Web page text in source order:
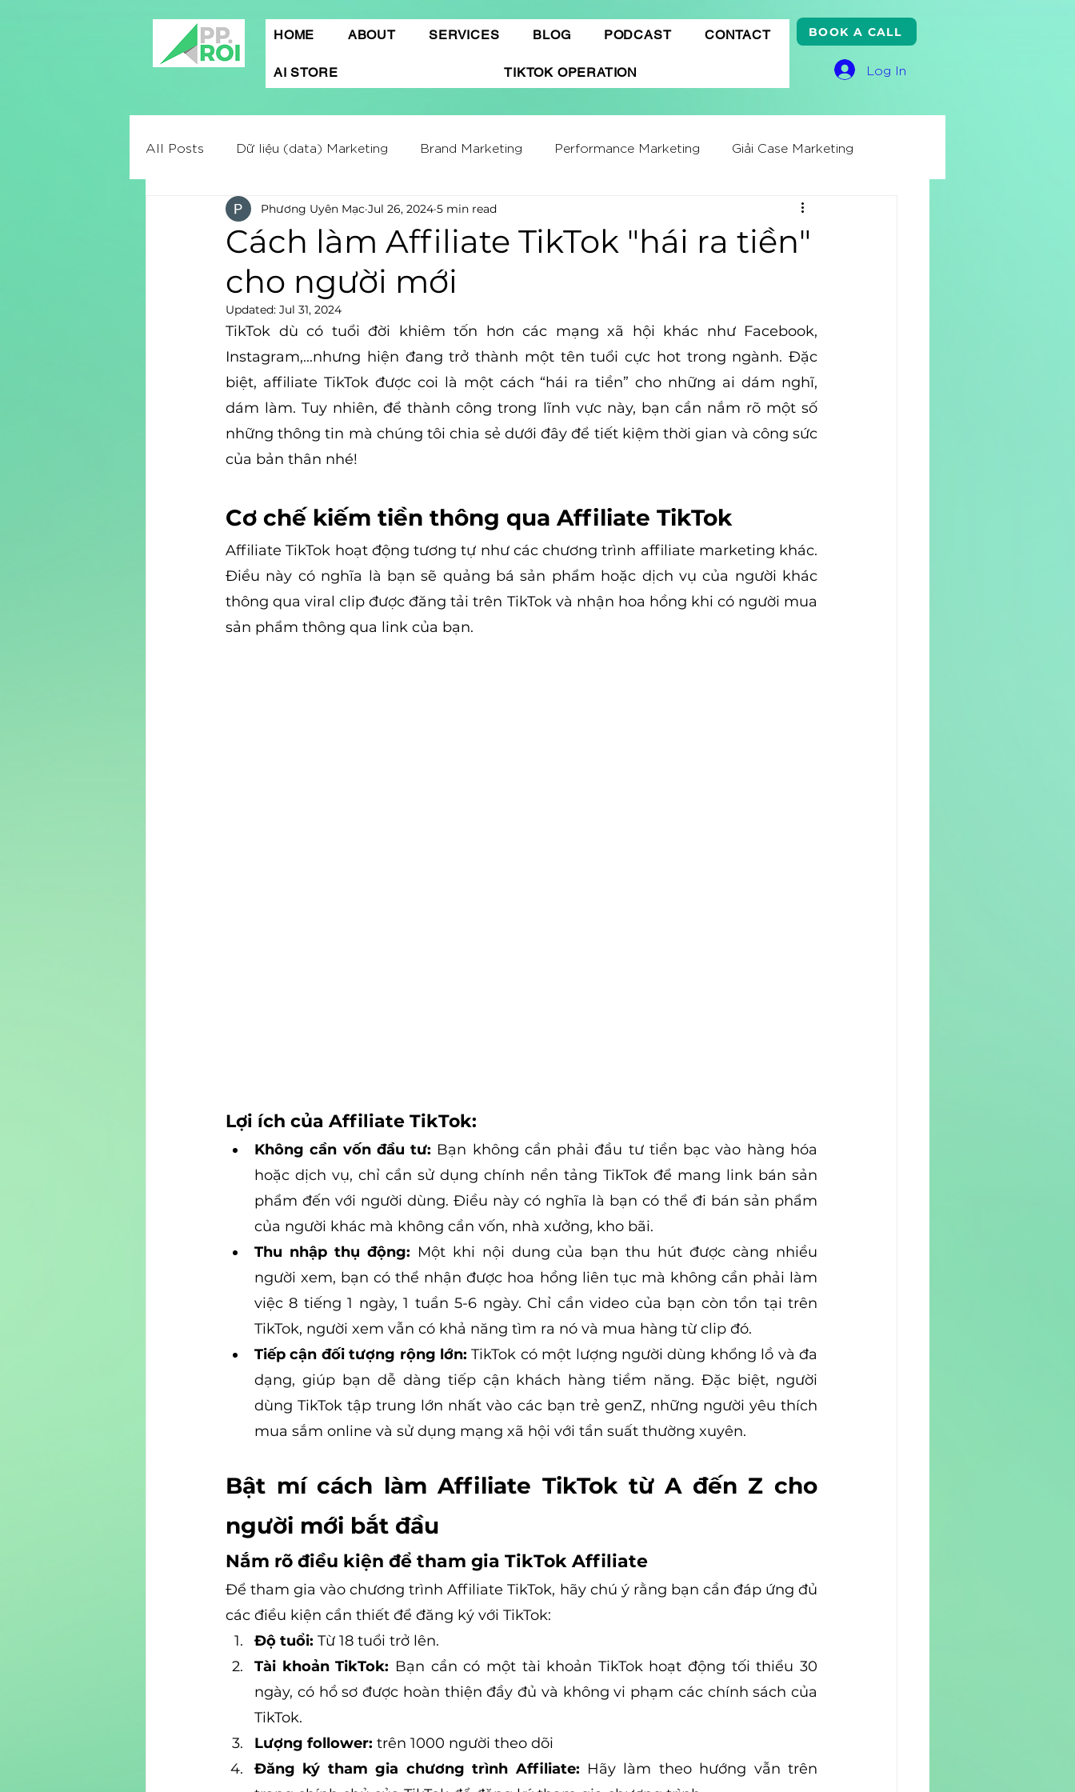
HOME ABOUT SERVICES BLOG PODCAST CONTACT
AI STORE TIKTOK OPERATION
BOOK A CALL
Log In
All Posts Dữ liệu (data) Marketing Brand Marketing​ Performance Marketing Giải Case Marketing
Mobile App Marketing Affiliate Marketing Gamification Marketing
Digital marketing Marketing Report
Quảng cáo Facebook ChatGPT Marketing Automation
Cách làm Affiliate TikTok "hái ra tiền"
cho người mới
Phương Uyên Mạc Jul 26, 2024 5 min read
Updated: Jul 31, 2024
TikTok dù có tuổi đời khiêm tốn hơn các mạng xã hội khác như Facebook,
Instagram,...nhưng hiện đang trở thành một tên tuổi cực hot trong ngành. Đặc
biệt, affiliate TikTok được coi là một cách “hái ra tiền” cho những ai dám nghĩ,
dám làm. Tuy nhiên, để thành công trong lĩnh vực này, bạn cần nắm rõ một số
những thông tin mà chúng tôi chia sẻ dưới đây để tiết kiệm thời gian và công sức
của bản thân nhé!
Cơ chế kiếm tiền thông qua Affiliate TikTok
Affiliate TikTok hoạt động tương tự như các chương trình affiliate marketing khác.
Điều này có nghĩa là bạn sẽ quảng bá sản phẩm hoặc dịch vụ của người khác
thông qua viral clip được đăng tải trên TikTok và nhận hoa hồng khi có người mua
sản phẩm thông qua link của bạn.
Lợi ích của Affiliate TikTok:
Không cần vốn đầu tư: Bạn không cần phải đầu tư tiền bạc vào hàng hóa
hoặc dịch vụ, chỉ cần sử dụng chính nền tảng TikTok để mang link bán sản
phẩm đến với người dùng. Điều này có nghĩa là bạn có thể đi bán sản phẩm
của người khác mà không cần vốn, nhà xưởng, kho bãi.
Thu nhập thụ động: Một khi nội dung của bạn thu hút được càng nhiều
người xem, bạn có thể nhận được hoa hồng liên tục mà không cần phải làm
việc 8 tiếng 1 ngày, 1 tuần 5-6 ngày. Chỉ cần video của bạn còn tồn tại trên
TikTok, người xem vẫn có khả năng tìm ra nó và mua hàng từ clip đó.
Tiếp cận đối tượng rộng lớn: TikTok có một lượng người dùng khổng lồ và đa
dạng, giúp bạn dễ dàng tiếp cận khách hàng tiềm năng. Đặc biệt, người
dùng TikTok tập trung lớn nhất vào các bạn trẻ genZ, những người yêu thích
mua sắm online và sử dụng mạng xã hội với tần suất thường xuyên.
Bật mí cách làm Affiliate TikTok từ A đến Z cho
người mới bắt đầu
Nắm rõ điều kiện để tham gia TikTok Affiliate
Để tham gia vào chương trình Affiliate TikTok, hãy chú ý rằng bạn cần đáp ứng đủ
các điều kiện cần thiết để đăng ký với TikTok:
Độ tuổi: Từ 18 tuổi trở lên.
Tài khoản TikTok: Bạn cần có một tài khoản TikTok hoạt động tối thiểu 30
ngày, có hồ sơ được hoàn thiện đầy đủ và không vi phạm các chính sách của
TikTok.
Lượng follower: trên 1000 người theo dõi
Đăng ký tham gia chương trình Affiliate: Hãy làm theo hướng vẫn trên